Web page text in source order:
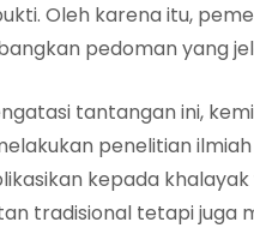
Oleh karena itu,
pedoman yang
tantangan ini,
penelitian
kepada
tradisional tetapi juga